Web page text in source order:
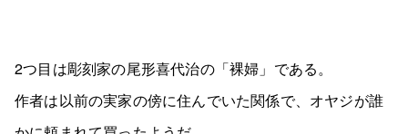
2つ目は彫刻家の尾形喜代治の「裸婦」である。
作者は以前の実家の傍に住んでいた関係で、オヤジが誰